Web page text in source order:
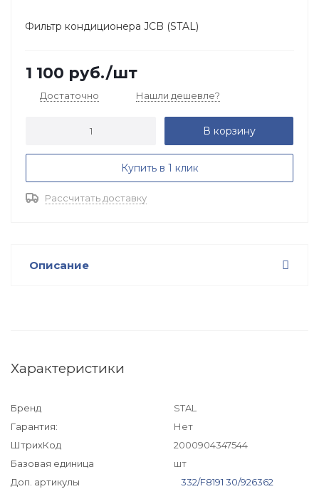
Фильтр кондиционера JCB (STAL)
1 100 руб./шт
Достаточно Нашли дешевле?
В корзину
Купить в 1 клик
Рассчитать доставку
Описание
Характеристики
Бренд
STAL
Гарантия:
Нет
ШтрихКод
2000904347544
Базовая единица
шт
Доп. артикулы
332/F8191 30/926362